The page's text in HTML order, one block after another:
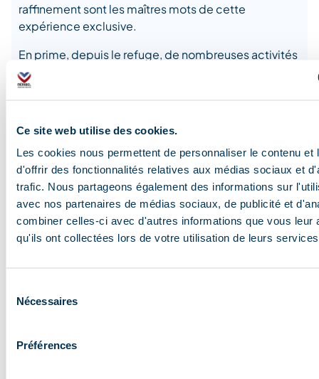
Ce site web utilise des cookies.
Les cookies nous permettent de personnaliser le contenu et
d'offrir des fonctionnalités relatives aux médias sociaux et
trafic. Nous partageons également des informations sur
avec nos partenaires de médias sociaux, de publicité et
combiner celles-ci avec d'autres informations que vous leur
qu'ils ont collectées lors de votre utilisation de leurs
Nécessaires
Préférences
raffinement sont les maîtres mots de cette
expérience exclusive.
En prime, depuis le refuge, de nombreuses activités
sont possibles l’été:
la tyrolienne, l’accrobranche et l’aire de jeux
situés au pied du refuge avec de nombreux
parcours à différents niveaux de difficulté ;
la randonnée, pour monter jusqu’au col de la
Lune ou la croix Jean-Claude, ou, pour les
meilleurs marcheurs, prendre le sentier des
Crêtes pour aller aux Grands Lacs ;
pleine forêt à deux pas du refuge.
Comment venir au refuge de